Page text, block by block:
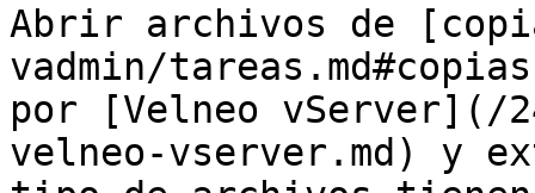
Abrir archivos de
vadmin/
por [Velneo vServer](/
velneo-vserver.md) y